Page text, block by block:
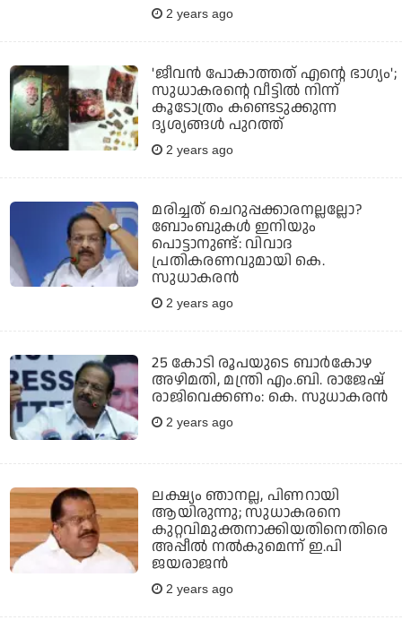
2 years ago
'ജീവന്‍ പോകാത്തത് എന്റെ ഭാഗ്യം';
സുധാകരന്റെ വീട്ടില്‍ നിന്ന്
കൂടോത്രം കണ്ടെടുക്കുന്ന
ദൃശ്യങ്ങള്‍ പുറത്ത്
2 years ago
മരിച്ചത് ചെറുപ്പക്കാരനല്ലല്ലോ?
ബോംബുകൾ ഇനിയും
പൊട്ടാനുണ്ട്: വിവാദ
പ്രതികരണവുമായി കെ.
സുധാകരന്‍
2 years ago
25 കോടി രൂപയുടെ ബാര്‍കോഴ
അഴിമതി, മന്ത്രി എം.ബി. രാജേഷ്
രാജിവെക്കണം: കെ. സുധാകരന്‍
2 years ago
ലക്ഷ്യം ഞാനല്ല, പിണറായി
ആയിരുന്നു; സുധാകരനെ
കുറ്റവിമുക്തനാക്കിയതിനെതിരെ
അപ്പീല്‍ നല്‍കുമെന്ന് ഇ.പി
ജയരാജൻ
2 years ago